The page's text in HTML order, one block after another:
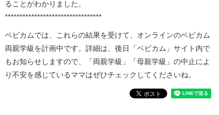
ることがわかりました。
*********************************
ベビカムでは、これらの結果を受けて、オンラインのベビカム
両親学級を計画中です。詳細は、後日「ベビカム」サイト内で
もお知らせしますので、「両親学級」「母親学級」の中止によ
り不安を感じているママはぜひチェックしてくださいね。